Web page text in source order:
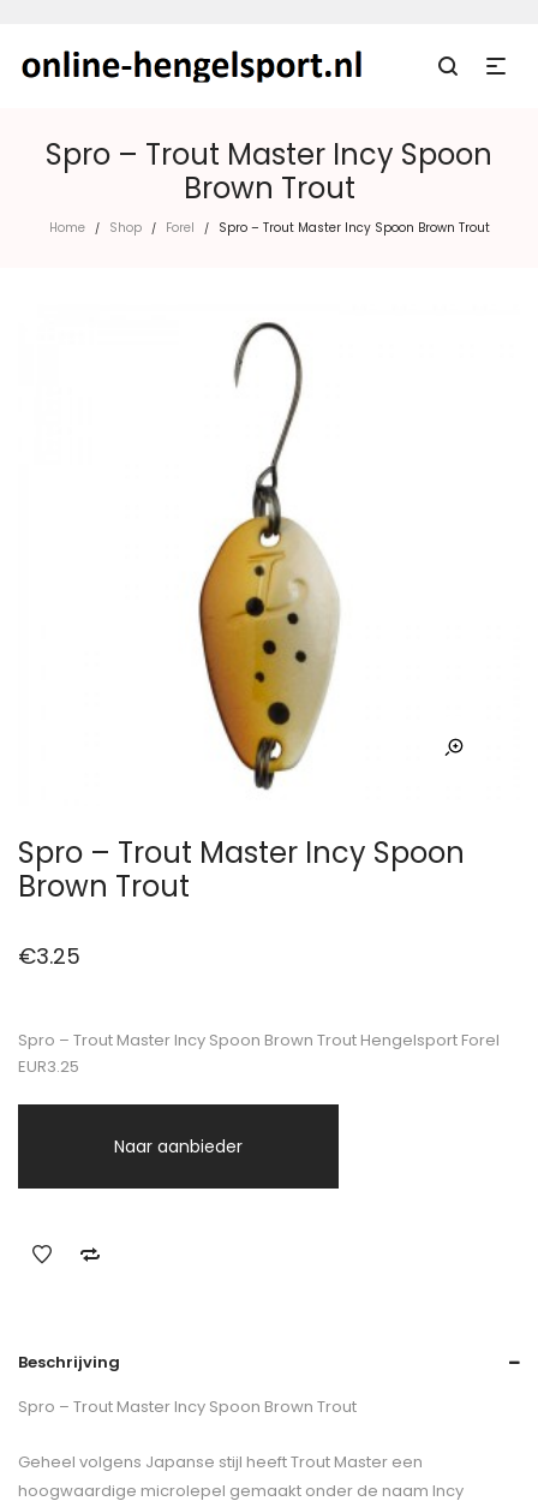
Spro – Trout Master Incy Spoon
Brown Trout
Home / Shop / Forel / Spro – Trout Master Incy Spoon Brown Trout
Spro – Trout Master Incy Spoon
Brown Trout
€3.25
Spro – Trout Master Incy Spoon Brown Trout Hengelsport Forel
EUR3.25
Naar aanbieder
Beschrijving
Spro – Trout Master Incy Spoon Brown Trout
Geheel volgens Japanse stijl heeft Trout Master een
hoogwaardige microlepel gemaakt onder de naam Incy